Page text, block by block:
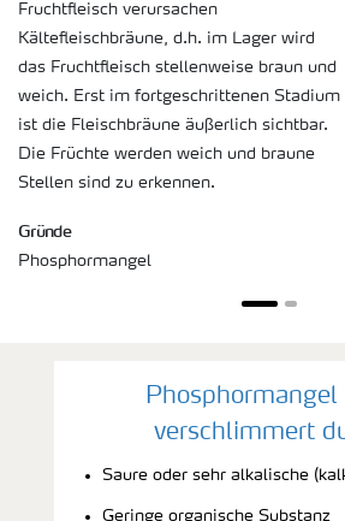
Fruchtfleisch verursachen
Kältefleischbräune, d.h. im Lager wird
das Fruchtfleisch stellenweise braun und
weich. Erst im fortgeschrittenen Stadium
ist die Fleischbräune äußerlich sichtbar.
Die Früchte werden weich und braune
Stellen sind zu erkennen.
Gründe
Phosphormangel
Phosphormangel
verschlimmert
Saure oder sehr alkalische
Geringe organische Substanz